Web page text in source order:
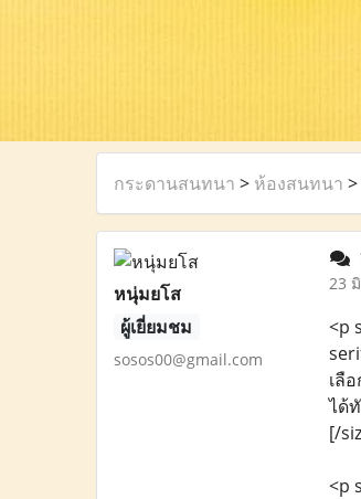
กระดานสนทนา > ห้องสนทนา >
หนุ่มยโส
ผู้เยี่ยมชม
sosos00@gmail.com
23
<p
เลื
ได้
[/
<p